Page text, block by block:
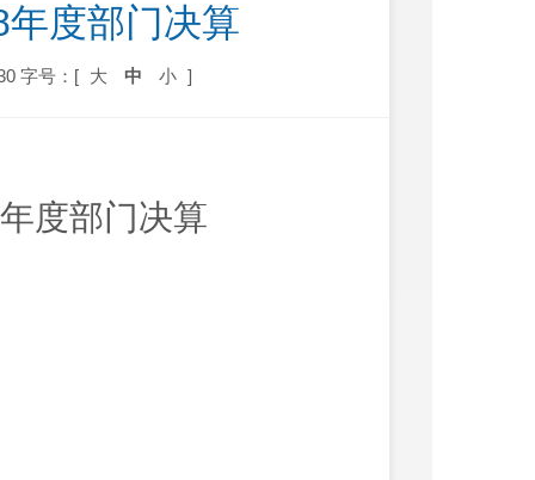
度部门决算
字号：[ 大 中 小 ]
度部门决算